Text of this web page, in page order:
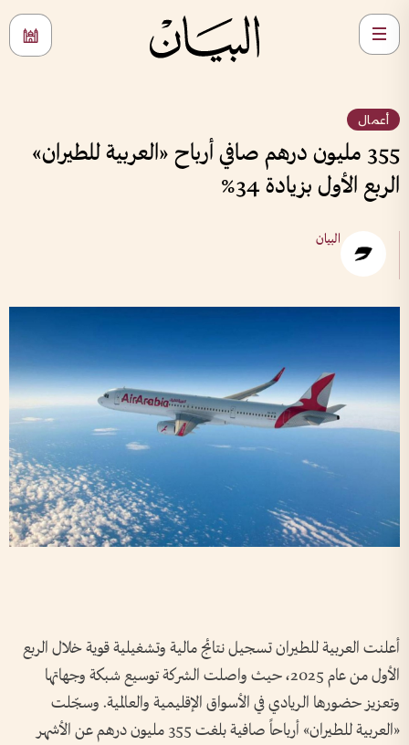
أعمال
355 مليون درهم صافي أرباح «العربية للطيران»
الربع الأول بزيادة 34%
البيان
أعلنت العربية للطيران تسجيل نتائج مالية وتشغيلية قوية خلال الربع
الأول من عام 2025، حيث واصلت الشركة توسيع شبكة وجهاتها
وتعزيز حضورها الريادي في الأسواق الإقليمية والعالمية. وسجّلت
«العربية للطيران» أرباحاً صافية بلغت 355 مليون درهم عن الأشهر